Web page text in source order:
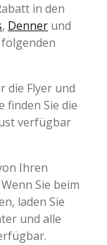
in den
, Denner und
die Flyer und
finden Sie die
verfügbar
Ihren
Sie beim
laden Sie
und alle